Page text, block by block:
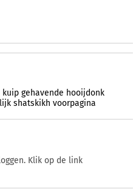
kuip gehavende hooijdonk
shatskikh voorpagina
Klik op de link